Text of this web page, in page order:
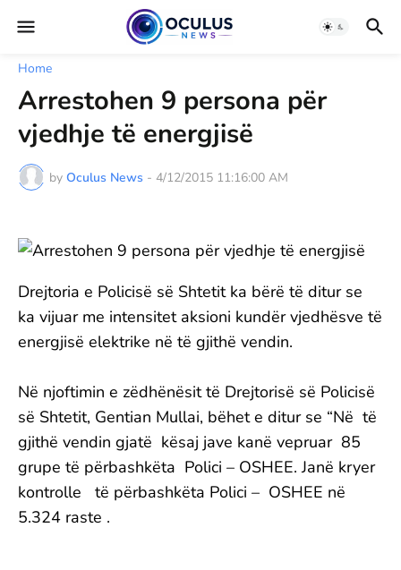
Home
Arrestohen 9 persona për
vjedhje të energjisë
by Oculus News - 4/12/2015 11:16:00 AM
Drejtoria e Policisë së Shtetit ka bërë të ditur se
ka vijuar me intensitet aksioni kundër vjedhësve të
energjisë elektrike në të gjithë vendin.
Në njoftimin e zëdhënësit të Drejtorisë së Policisë
së Shtetit, Gentian Mullai, bëhet e ditur se “Në të
gjithë vendin gjatë kësaj jave kanë vepruar 85
grupe të përbashkëta Polici – OSHEE. Janë kryer
kontrolle të përbashkëta Polici – OSHEE në
5.324 raste .